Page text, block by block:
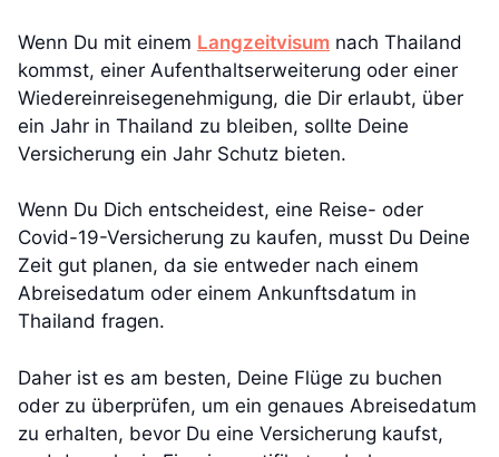
Wenn Du mit einem Langzeitvisum nach Thailand
kommst, einer Aufenthaltserweiterung oder einer
Wiedereinreisegenehmigung, die Dir erlaubt, über
ein Jahr in Thailand zu bleiben, sollte Deine
Versicherung ein Jahr Schutz bieten.
Wenn Du Dich entscheidest, eine Reise- oder
Covid-19-Versicherung zu kaufen, musst Du Deine
Zeit gut planen, da sie entweder nach einem
Abreisedatum oder einem Ankunftsdatum in
Thailand fragen.
Daher ist es am besten, Deine Flüge zu buchen
oder zu überprüfen, um ein genaues Abreisedatum
zu erhalten, bevor Du eine Versicherung kaufst,